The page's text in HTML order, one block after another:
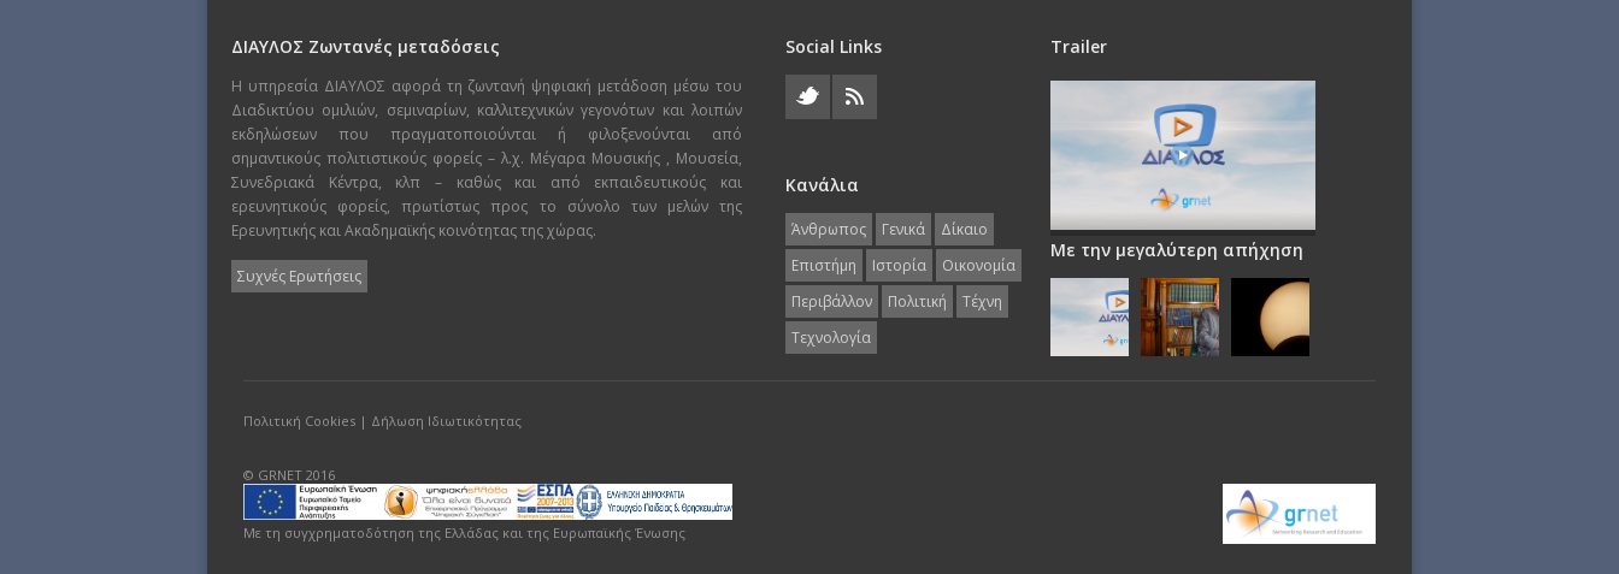
ΔΙΑΥΛΟΣ Ζωντανές μεταδόσεις
Η υπηρεσία ΔΙΑΥΛΟΣ αφορά τη ζωντανή ψηφιακή μετάδοση μέσω του
Διαδικτύου ομιλιών, σεμιναρίων, καλλιτεχνικών γεγονότων και λοιπών
εκδηλώσεων που πραγματοποιούνται ή φιλοξενούνται από
σημαντικούς πολιτιστικούς φορείς – λ.χ. Μέγαρα Μουσικής , Μουσεία,
Συνεδριακά Κέντρα, κλπ – καθώς και από εκπαιδευτικούς και
ερευνητικούς φορείς, πρωτίστως προς το σύνολο των μελών της
Ερευνητικής και Ακαδημαϊκής κοινότητας της χώρας.
Συχνές Ερωτήσεις
Social Links
Κανάλια
Άνθρωπος Γενικά
Δίκαιο
Επιστήμη
Ιστορία
Οικονομία
Περιβάλλον
Πολιτική
Τέχνη
Τεχνολογία
Trailer
Με την μεγαλύτερη απήχηση
Πολιτική Cookies | Δήλωση Ιδιωτικότητας
© GRNET 2016
Με τη συγχρηματοδότηση της Ελλάδας και της Ευρωπαϊκής Ένωσης